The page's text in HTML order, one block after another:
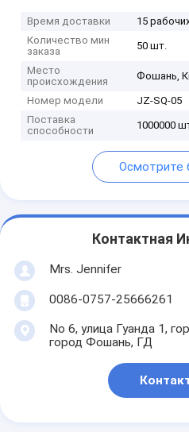
Время доставки
15
Количество мин
заказа
50 шт.
Место
происхождения
Фошань,
Номер модели
JZ-SQ-05
Поставка
способности
1000000
Осмотрите
Контактная
Mrs. Jennifer
0086-0757-25666261
No 6, улица Гуанда 1,
город Фошань, ГД